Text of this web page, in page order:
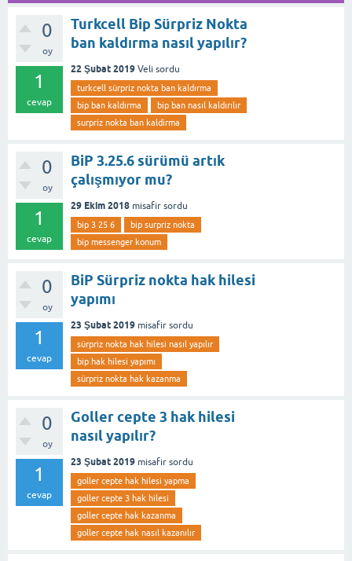
0
oy
1
cevap
Turkcell Bip Sürpriz Nokta
ban kaldırma nasıl yapılır?
22 Şubat 2019 Veli sordu
turkcell sürpriz nokta ban kaldırma
bip ban kaldırma
bip ban nasıl kaldırılır
surpriz nokta ban kaldirma
0
oy
1
cevap
BiP 3.25.6 sürümü artık
çalışmıyor mu?
29 Ekim 2018 misafir sordu
bip 3 25 6
bip surpriz nokta
bip messenger konum
0
oy
1
cevap
BiP Sürpriz nokta hak hilesi
yapımı
23 Şubat 2019 misafir sordu
sürpriz nokta hak hilesi nasıl yapılır
bip hak hilesi yapımı
sürpriz nokta hak kazanma
0
oy
1
cevap
Goller cepte 3 hak hilesi
nasıl yapılır?
23 Şubat 2019 misafir sordu
goller cepte hak hilesi yapma
goller cepte 3 hak hilesi
goller cepte hak kazanma
goller cepte hak nasıl kazanılır